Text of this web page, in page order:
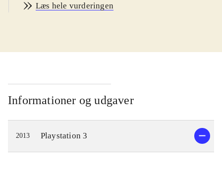
Spillets hovedperson er den ensomme
ude på landet. Hendes bedstefar er
forsvundet. Spillets mål er derfor at
genforene Ayesha med sin lillesøster.
En dag da Ayesha besøger Nio's
gravsted, finder hun ud af at hun
muligvis stadig er i live og
eftersøgningen kan begynde. Dette
Læs hele vurderingen
Informationer og udgaver
2013 Playstation 3